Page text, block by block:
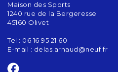
Maison des Sports
1240 rue de la Bergeresse
45160 Olivet
Tel : 06 16 95 21 60
E-mail : delas.arnaud@neuf.fr